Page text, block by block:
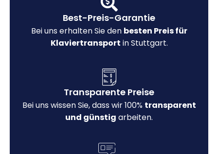
Best-Preis-Garantie
Bei uns erhalten Sie den besten Preis für
Klaviertransport in Stuttgart.
Transparente Preise
Bei uns wissen Sie, dass wir 100% transparent
und günstig arbeiten.